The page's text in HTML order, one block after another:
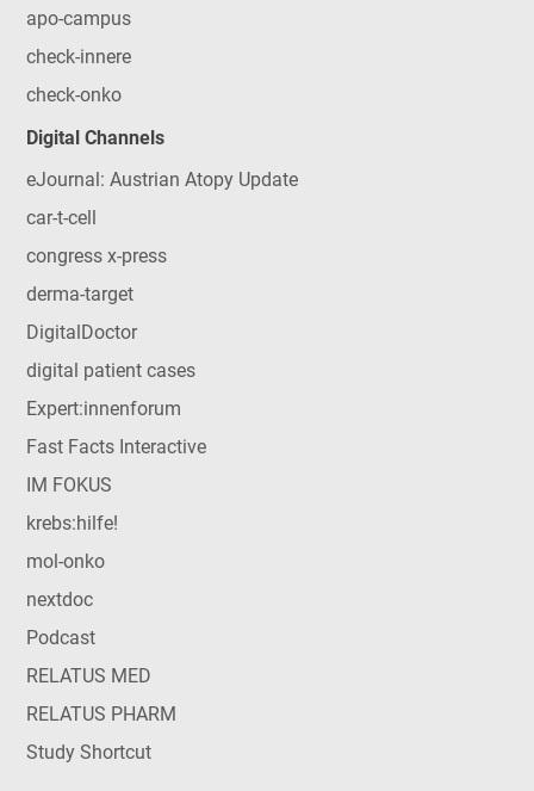
apo-campus
check-innere
check-onko
Digital Channels
eJournal: Austrian Atopy Update
car-t-cell
congress x-press
derma-target
DigitalDoctor
digital patient cases
Expert:innenforum
Fast Facts Interactive
IM FOKUS
krebs:hilfe!
mol-onko
nextdoc
Podcast
RELATUS MED
RELATUS PHARM
Study Shortcut